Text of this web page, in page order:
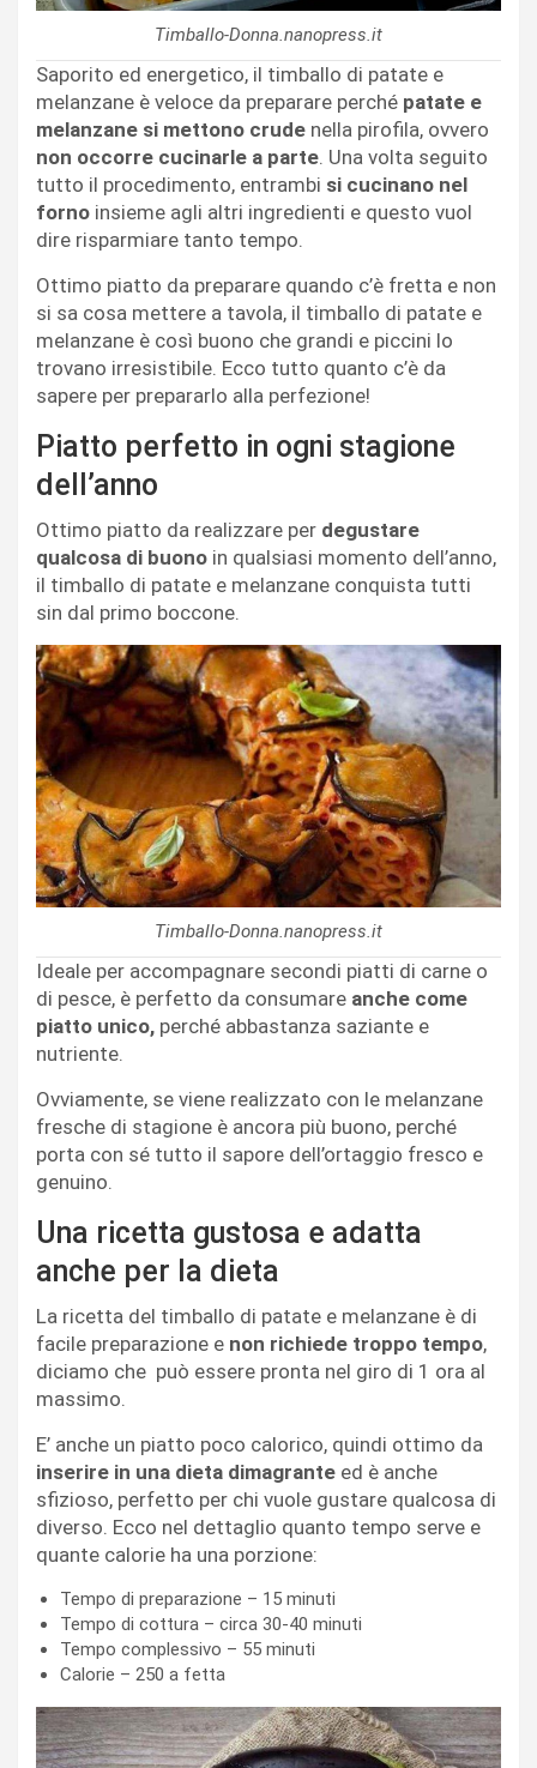
Timballo-Donna.nanopress.it
Saporito ed energetico, il timballo di patate e
melanzane è veloce da preparare perché patate e
melanzane si mettono crude nella pirofila, ovvero
non occorre cucinarle a parte. Una volta seguito
tutto il procedimento, entrambi si cucinano nel
forno insieme agli altri ingredienti e questo vuol
dire risparmiare tanto tempo.
Ottimo piatto da preparare quando c’è fretta e non
si sa cosa mettere a tavola, il timballo di patate e
melanzane è così buono che grandi e piccini lo
trovano irresistibile. Ecco tutto quanto c’è da
sapere per prepararlo alla perfezione!
Piatto perfetto in ogni stagione
dell’anno
Ottimo piatto da realizzare per degustare
qualcosa di buono in qualsiasi momento dell’anno,
il timballo di patate e melanzane conquista tutti
sin dal primo boccone.
Timballo-Donna.nanopress.it
Ideale per accompagnare secondi piatti di carne o
di pesce, è perfetto da consumare anche come
piatto unico, perché abbastanza saziante e
nutriente.
Ovviamente, se viene realizzato con le melanzane
fresche di stagione è ancora più buono, perché
porta con sé tutto il sapore dell’ortaggio fresco e
genuino.
Una ricetta gustosa e adatta
anche per la dieta
La ricetta del timballo di patate e melanzane è di
facile preparazione e non richiede troppo tempo,
diciamo che può essere pronta nel giro di 1 ora al
massimo.
E’ anche un piatto poco calorico, quindi ottimo da
inserire in una dieta dimagrante ed è anche
sfizioso, perfetto per chi vuole gustare qualcosa di
diverso. Ecco nel dettaglio quanto tempo serve e
quante calorie ha una porzione:
Tempo di preparazione – 15 minuti
Tempo di cottura – circa 30-40 minuti
Tempo complessivo – 55 minuti
Calorie – 250 a fetta